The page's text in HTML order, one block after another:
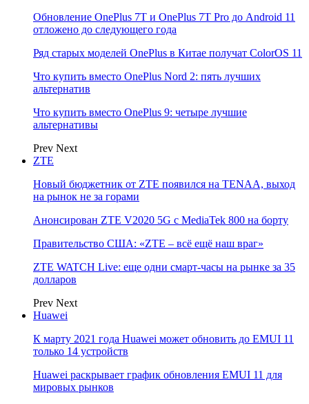
Обновление OnePlus 7T и OnePlus 7T Pro до Android 11
отложено до следующего года
Ряд старых моделей OnePlus в Китае получат ColorOS 11
Что купить вместо OnePlus Nord 2: пять лучших
альтернатив
Что купить вместо OnePlus 9: четыре лучшие
альтернативы
Prev Next
ZTE
Новый бюджетник от ZTE появился на TENAA, выход
на рынок не за горами
Анонсирован ZTE V2020 5G с MediaTek 800 на борту
Правительство США: «ZTE – всё ещё наш враг»
ZTE WATCH Live: еще одни смарт-часы на рынке за 35
долларов
Prev Next
Huawei
К марту 2021 года Huawei может обновить до EMUI 11
только 14 устройств
Huawei раскрывает график обновления EMUI 11 для
мировых рынков